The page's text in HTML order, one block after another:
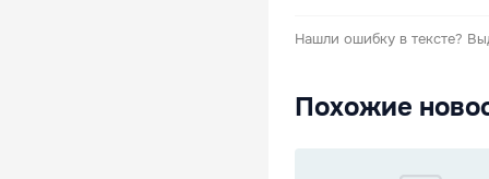
Нашли ошибку в тексте?
Похожие